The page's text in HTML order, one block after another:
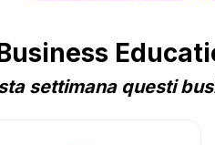
settimana questi